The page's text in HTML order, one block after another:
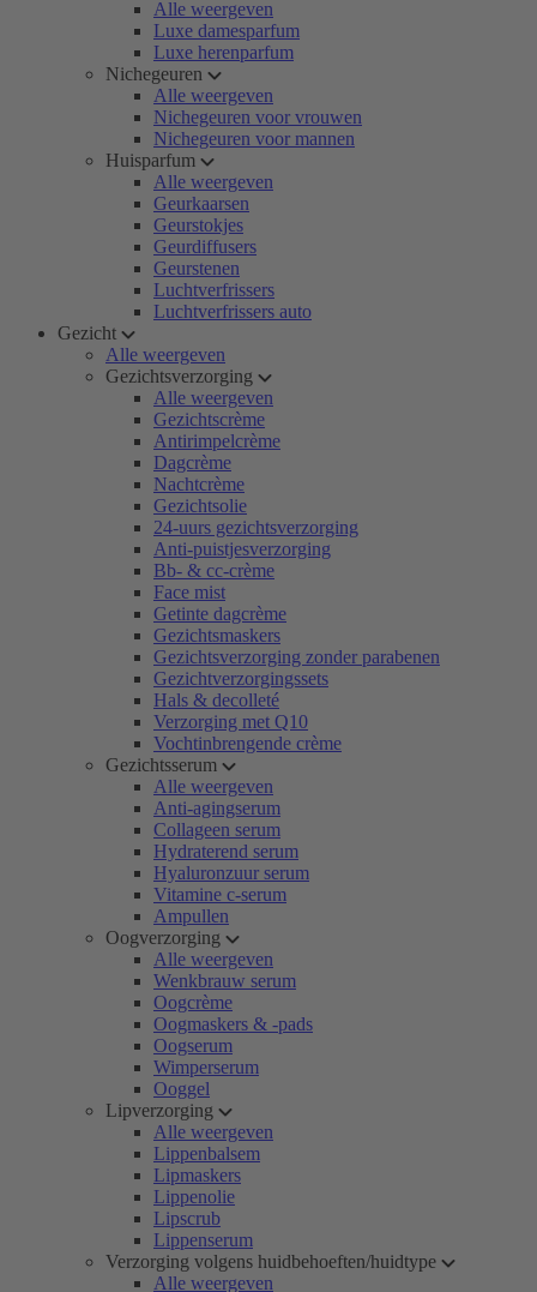
Alle weergeven
Luxe damesparfum
Luxe herenparfum
Nichegeuren
Alle weergeven
Nichegeuren voor vrouwen
Nichegeuren voor mannen
Huisparfum
Alle weergeven
Geurkaarsen
Geurstokjes
Geurdiffusers
Geurstenen
Luchtverfrissers
Luchtverfrissers auto
Gezicht
Alle weergeven
Gezichtsverzorging
Alle weergeven
Gezichtscrème
Antirimpelcrème
Dagcrème
Nachtcrème
Gezichtsolie
24-uurs gezichtsverzorging
Anti-puistjesverzorging
Bb- & cc-crème
Face mist
Getinte dagcrème
Gezichtsmaskers
Gezichtsverzorging zonder parabenen
Gezichtverzorgingssets
Hals & decolleté
Verzorging met Q10
Vochtinbrengende crème
Gezichtsserum
Alle weergeven
Anti-agingserum
Collageen serum
Hydraterend serum
Hyaluronzuur serum
Vitamine c-serum
Ampullen
Oogverzorging
Alle weergeven
Wenkbrauw serum
Oogcrème
Oogmaskers & -pads
Oogserum
Wimperserum
Ooggel
Lipverzorging
Alle weergeven
Lippenbalsem
Lipmaskers
Lippenolie
Lipscrub
Lippenserum
Verzorging volgens huidbehoeften/huidtype
Alle weergeven